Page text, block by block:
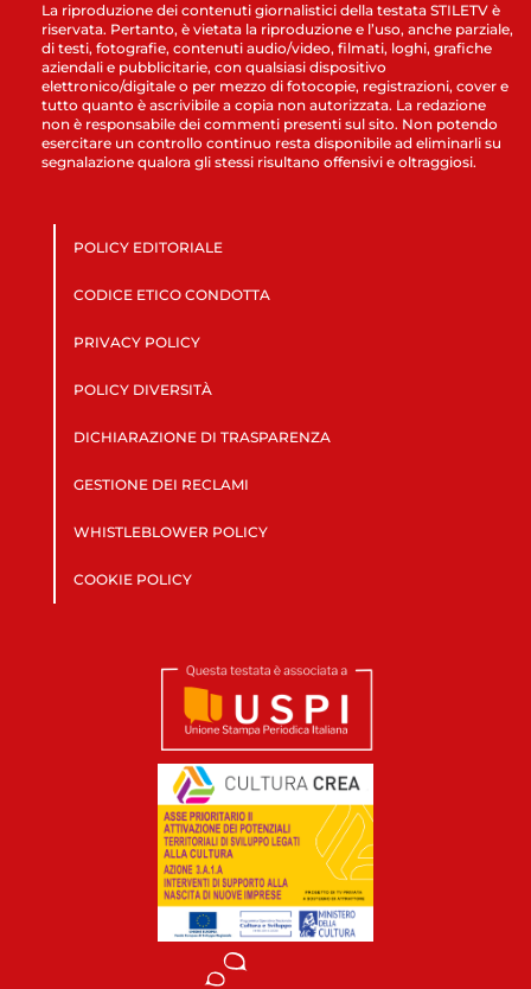
La riproduzione dei contenuti giornalistici della testata STILETV è
riservata. Pertanto, è vietata la riproduzione e l’uso, anche parziale,
di testi, fotografie, contenuti audio/video, filmati, loghi, grafiche
aziendali e pubblicitarie, con qualsiasi dispositivo
elettronico/digitale o per mezzo di fotocopie, registrazioni, cover e
tutto quanto è ascrivibile a copia non autorizzata. La redazione
non è responsabile dei commenti presenti sul sito. Non potendo
esercitare un controllo continuo resta disponibile ad eliminarli su
segnalazione qualora gli stessi risultano offensivi e oltraggiosi.
POLICY EDITORIALE
CODICE ETICO CONDOTTA
PRIVACY POLICY
POLICY DIVERSITÀ
DICHIARAZIONE DI TRASPARENZA
GESTIONE DEI RECLAMI
WHISTLEBLOWER POLICY
COOKIE POLICY